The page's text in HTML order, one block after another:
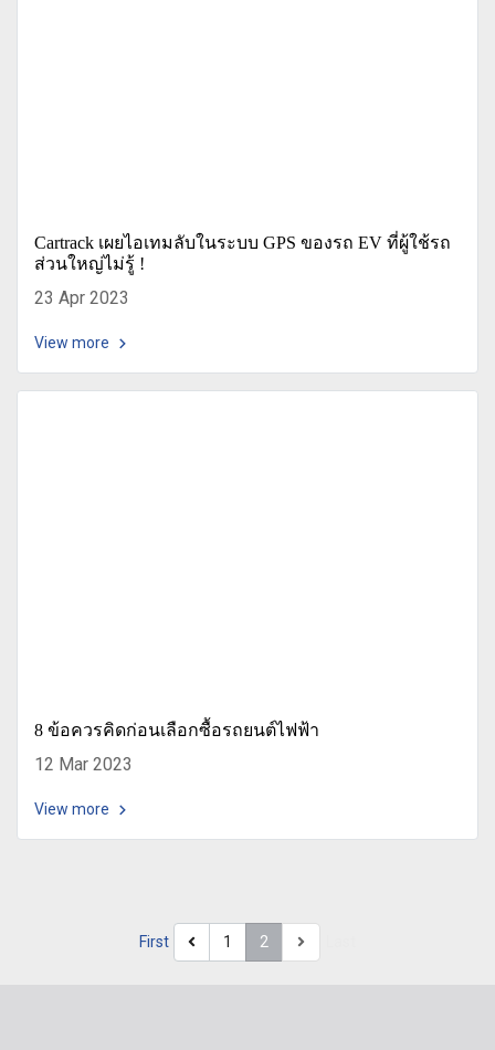
Cartrack เผยไอเทมลับในระบบ GPS ของรถ EV ที่ผู้ใช้รถ
ส่วนใหญ่ไม่รู้ !
23 Apr 2023
View more
8 ข้อควรคิดก่อนเลือกซื้อรถยนต์ไฟฟ้า
12 Mar 2023
View more
First 1 2